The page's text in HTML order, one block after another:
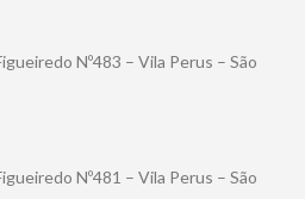
Nº483 – Vila Perus – São
Nº481 – Vila Perus – São